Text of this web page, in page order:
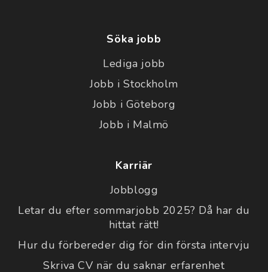
Söka jobb
Lediga jobb
Jobb i Stockholm
Jobb i Göteborg
Jobb i Malmö
Karriär
Jobblogg
Letar du efter sommarjobb 2025? Då har du
hittat rätt!
Hur du förbereder dig för din första intervju
Skriva CV när du saknar erfarenhet